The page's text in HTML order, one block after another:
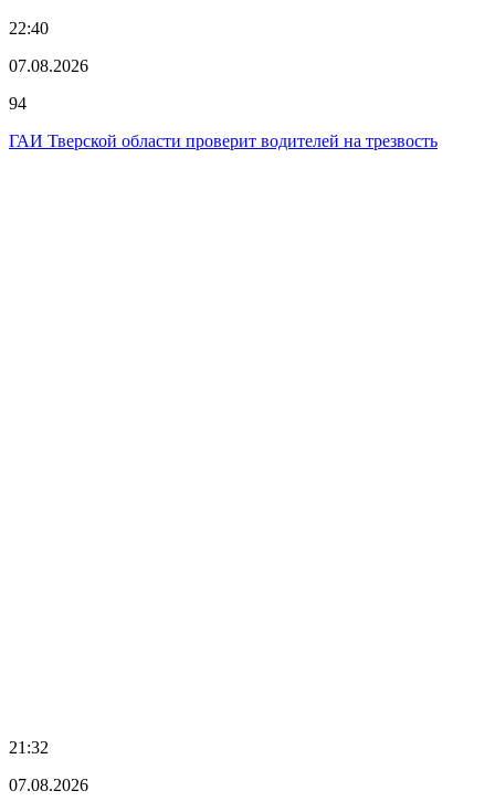
22:40
07.08.2026
94
ГАИ Тверской области проверит водителей на трезвость
21:32
07.08.2026